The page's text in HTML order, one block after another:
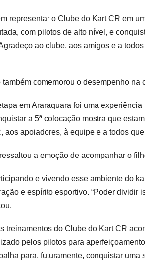
representar o Clube do Kart CR em
com pilotos de alto nível, e
ao clube, aos amigos e a
também comemorou o desempenho na
em Araraquara foi uma
a 5ª colocação mostra que
aos apoiadores, à equipe e a todos
a emoção de acompanhar o
e vivendo esse ambiente do
e espírito esportivo. “Poder dividir
treinamentos do Clube do Kart CR
pelos pilotos para
para, futuramente, conquistar